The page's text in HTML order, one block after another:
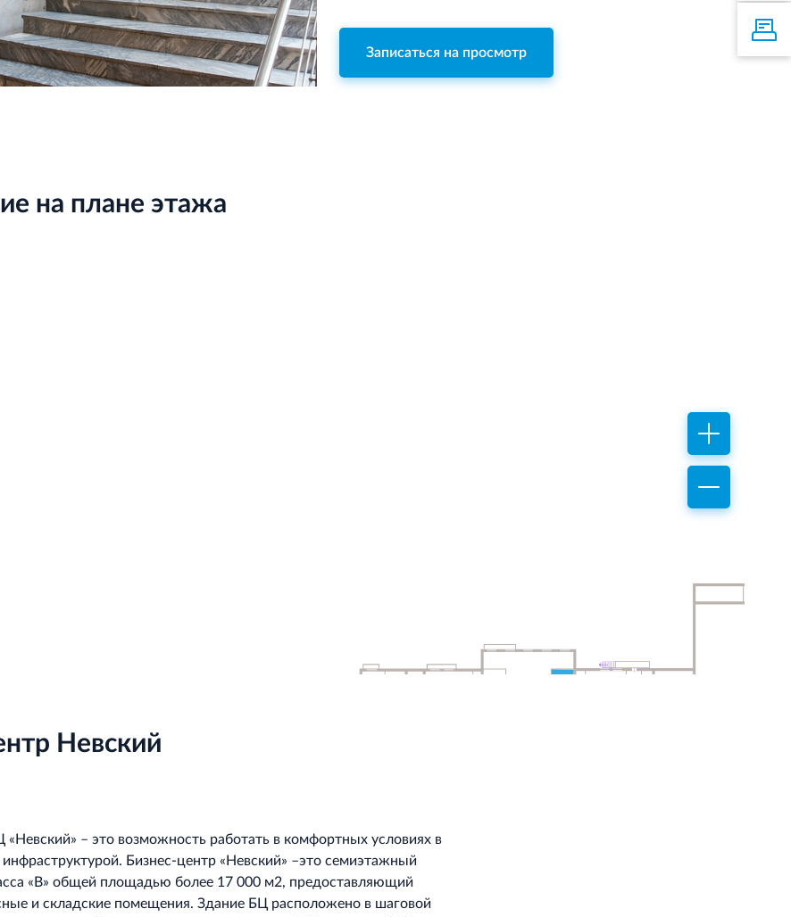
Записаться на просмотр
на плане этажа
Невский
– это возможность работать в комфортных условиях в
инфраструктурой. Бизнес-центр «Невский» –это семиэтажный
«В» общей площадью более 17 000 м2, предоставляющий
и складские помещения. Здание БЦ расположено в шаговой